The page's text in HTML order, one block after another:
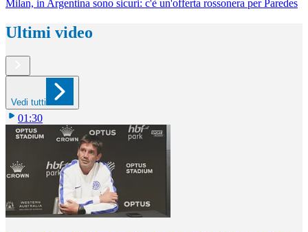
Milan, in Argentina sono sicuri: c'è un'offerta rossonera per Paredes
Ultimi video
Vedi tutti
01:30